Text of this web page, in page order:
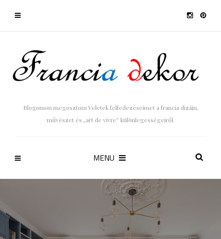
Blogomon megosztom Veletek felfedezéseimet a francia dizájn,
művészet és „art de vivre” különlegességeiről.
MENU